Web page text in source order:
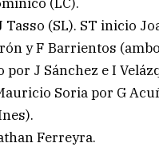
(SL). ST inicio
y F Barrientos
J Sánchez e I
Soria por G
Ferreyra.